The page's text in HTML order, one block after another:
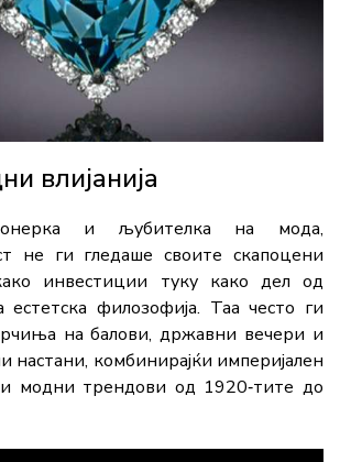
влијанија
и љубителка на мода,
не ги гледаше своите скапоцени
инвестиции туку како дел од
естетска филозофија. Таа често ги
на балови, државни вечери и
настани, комбинирајќи империјален
модни трендови од 1920‑тите до